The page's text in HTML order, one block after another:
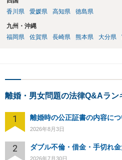
香川県
愛媛県 高知県 徳島県
九州・沖縄
福岡県
佐賀県 長崎県 熊本県 大分県
離婚・男女問題の法律Q&Aラン
1 離婚時の公正証書の内容に
2026年8月3日
2
2026年7月30日